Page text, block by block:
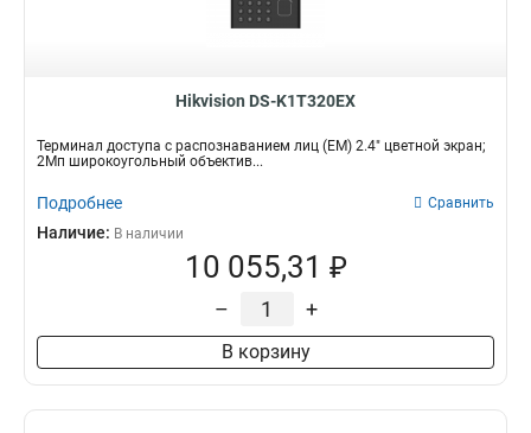
Hikvision DS-K1T320EX
Терминал доступа с распознаванием лиц (EM) 2.4" цветной экран;
2Мп широкоугольный объектив...
Подробнее Сравнить
Наличие: В наличии
10 055,31 ₽
– +
В корзину